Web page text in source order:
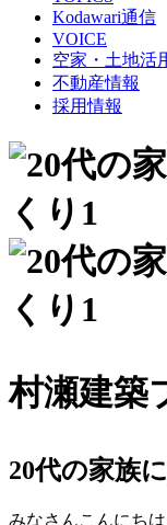
Kodawari通信
VOICE
空家・土地活
不動産情報
採用情報
村瀬建築
20代の家族
みなさんこんにちは